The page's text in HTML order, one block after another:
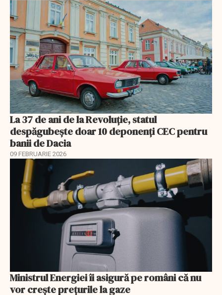
La 37 de ani de la Revoluție, statul
despăgubește doar 10 deponenți CEC pentru
banii de Dacia
09 FEBRUARIE 2026
Ministrul Energiei îi asigură pe români că nu
vor creşte preţurile la gaze